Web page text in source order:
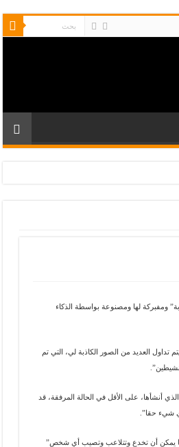
ومفبركة لها ومصنوعة بواسطة الذكاء
تداول العديد من الصور الكاذبة لي، التي تم
أنشأها، على الأقل في الحالة المرفقة، قد
شيء حقا”.
يمكن أن تخدع وتتلاعب وتصيب أي شخص”